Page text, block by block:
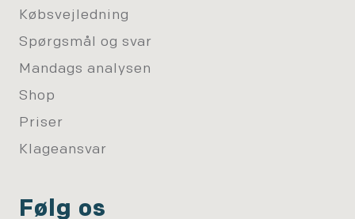
Købsvejledning
Spørgsmål og svar
Mandags analysen
Shop
Priser
Klageansvar
Følg os